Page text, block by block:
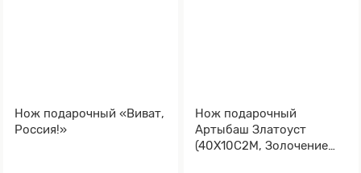
Нож подарочный «Виват,
Россия!»
Нож подарочный
Артыбаш Златоуст
(40Х10С2М, Золочение